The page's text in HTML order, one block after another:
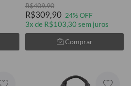
R$409,90
R$309,90 24% OFF
3x de R$103,30 sem juros
Comprar